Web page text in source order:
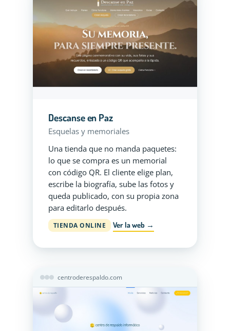
Descanse en Paz
Esquelas y memoriales
Una tienda que no manda paquetes:
lo que se compra es un memorial
con código QR. El cliente elige plan,
escribe la biografía, sube las fotos y
queda publicado, con su propia zona
para editarlo después.
TIENDA ONLINE Ver la web →
centroderespaldo.com